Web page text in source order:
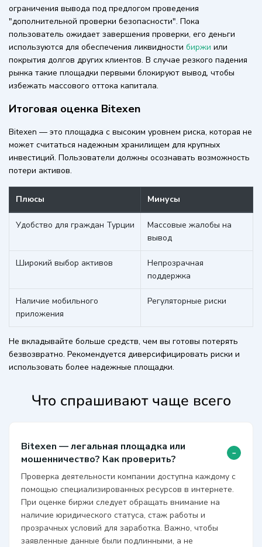
ограничения вывода под предлогом проведения
"дополнительной проверки безопасности". Пока
пользователь ожидает завершения проверки, его деньги
используются для обеспечения ликвидности биржи или
покрытия долгов других клиентов. В случае резкого падения
рынка такие площадки первыми блокируют вывод, чтобы
избежать массового оттока капитала.
Итоговая оценка Bitexen
Bitexen — это площадка с высоким уровнем риска, которая не
может считаться надежным хранилищем для крупных
инвестиций. Пользователи должны осознавать возможность
потери активов.
Плюсы Минусы
Удобство для граждан Турции
Массовые жалобы на
вывод
Широкий выбор активов
Непрозрачная
поддержка
Наличие мобильного
приложения
Регуляторные риски
Не вкладывайте больше средств, чем вы готовы потерять
безвозвратно. Рекомендуется диверсифицировать риски и
использовать более надежные площадки.
Что спрашивают чаще всего
Bitexen — легальная площадка или
мошенничество? Как проверить?
-
Проверка деятельности компании доступна каждому с
помощью специализированных ресурсов в интернете.
При оценке биржи следует обращать внимание на
наличие юридического статуса, стаж работы и
прозрачных условий для заработка. Важно, чтобы
заявленные данные были подлинными, а не